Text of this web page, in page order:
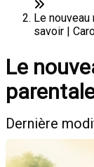
Le nouveau
savoir |
Le
Dernière